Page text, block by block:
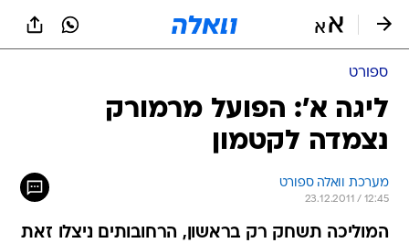
ספורט
ליגה א': הפועל מרמורק
נצמדה לקטמון
מערכת וואלה ספורט
23.12.2011 / 12:45
המוליכה תשחק רק בראשון, הרחובותים ניצלו זאת